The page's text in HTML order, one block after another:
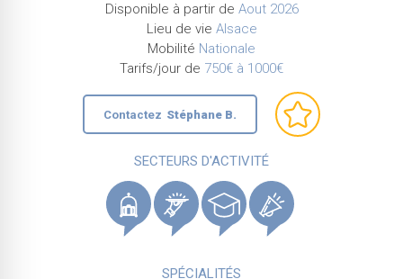
SECTEURS D'ACTIVITÉ
SPÉCIALITÉS
Disponible à partir de Aout 2026
Lieu de vie Alsace
Mobilité Nationale
Tarifs/jour de 750€ à 1000€
Contactez Stéphane B.